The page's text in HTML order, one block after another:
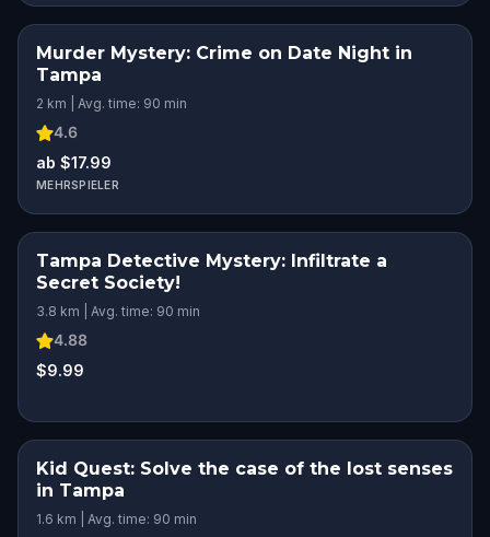
Murder Mystery: Crime on Date Night in
Tampa
2 km | Avg. time: 90 min
4.6
ab $17.99
MEHRSPIELER
Tampa Detective Mystery: Infiltrate a
Secret Society!
3.8 km | Avg. time: 90 min
4.88
$9.99
Kid Quest: Solve the case of the lost senses
in Tampa
1.6 km | Avg. time: 90 min